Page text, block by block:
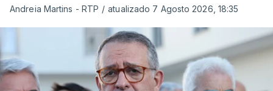
Andreia Martins - RTP / atualizado 7 Agosto 2026, 18:35